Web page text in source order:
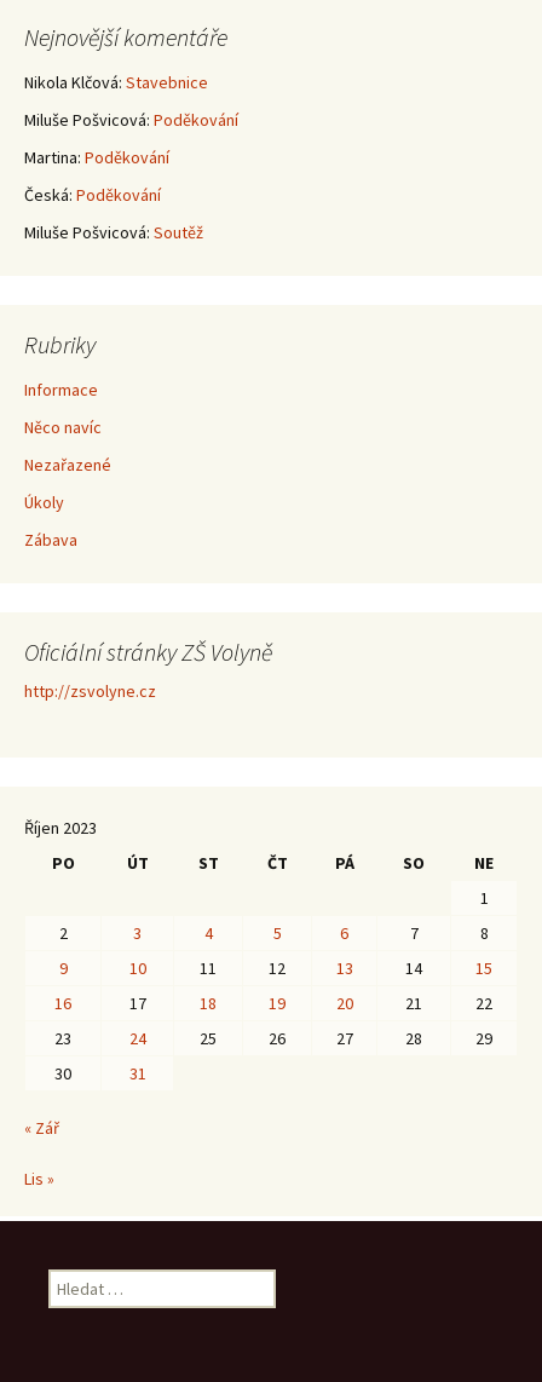
pro
příspěvky
Nejnovější komentáře
Nikola Klčová: Stavebnice
Miluše Pošvicová: Poděkování
Martina: Poděkování
Česká: Poděkování
Miluše Pošvicová: Soutěž
Rubriky
Informace
Něco navíc
Nezařazené
Úkoly
Zábava
Oficiální stránky ZŠ Volyně
http://zsvolyne.cz
Říjen 2023
PO
ÚT ST ČT PÁ SO
NE
1
2
3 4 5 6 7
8
9
10 11 12 13 14
15
16
17 18 19 20 21
22
23
24 25 26 27 28
29
30
31
« Zář
Lis »
Vyhledávání